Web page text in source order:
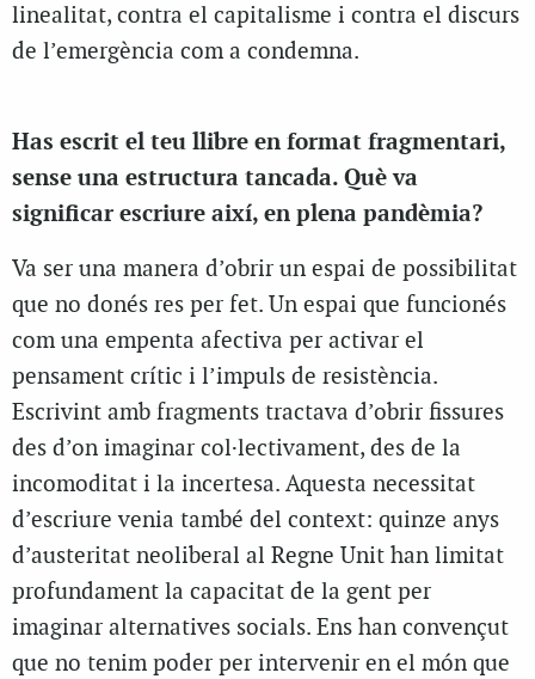
linealitat, contra el capitalisme i contra el discurs
de l’emergència com a condemna.
Has escrit el teu llibre en format fragmentari,
sense una estructura tancada. Què va
significar escriure així, en plena pandèmia?
Va ser una manera d’obrir un espai de possibilitat
que no donés res per fet. Un espai que funcionés
com una empenta afectiva per activar el
pensament crític i l’impuls de resistència.
Escrivint amb fragments tractava d’obrir fissures
des d’on imaginar col·lectivament, des de la
incomoditat i la incertesa. Aquesta necessitat
d’escriure venia també del context: quinze anys
d’austeritat neoliberal al Regne Unit han limitat
profundament la capacitat de la gent per
imaginar alternatives socials. Ens han convençut
que no tenim poder per intervenir en el món que